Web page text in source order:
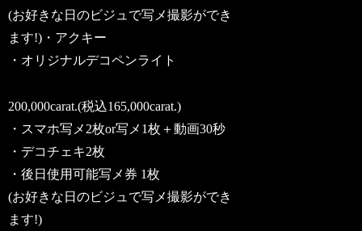
(お好きな日のビジュで写メ撮影ができ
ます!)・アクキー
・オリジナルデコペンライト
200,000carat.(税込165,000carat.)
・スマホ写メ2枚or写メ1枚＋動画30秒
・デコチェキ2枚
・後日使用可能写メ券 1枚
(お好きな日のビジュで写メ撮影ができ
ます!)